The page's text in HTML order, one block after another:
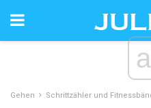
Gehen Schrittzähler und